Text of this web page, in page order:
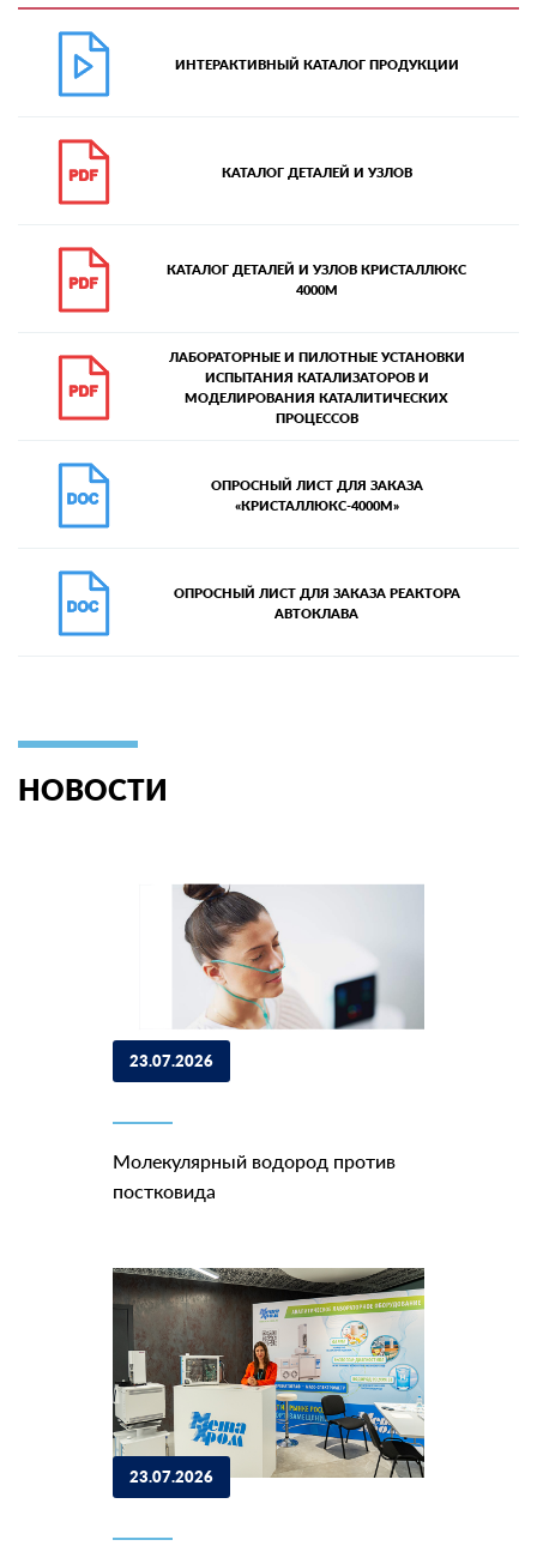
ИНТЕРАКТИВНЫЙ КАТАЛОГ ПРОДУКЦИИ
КАТАЛОГ ДЕТАЛЕЙ И УЗЛОВ
КАТАЛОГ ДЕТАЛЕЙ И УЗЛОВ КРИСТАЛЛЮКС
4000М
ЛАБОРАТОРНЫЕ И ПИЛОТНЫЕ УСТАНОВКИ
ИСПЫТАНИЯ КАТАЛИЗАТОРОВ И
МОДЕЛИРОВАНИЯ КАТАЛИТИЧЕСКИХ
ПРОЦЕССОВ
ОПРОСНЫЙ ЛИСТ ДЛЯ ЗАКАЗА
«КРИСТАЛЛЮКС-4000М»
ОПРОСНЫЙ ЛИСТ ДЛЯ ЗАКАЗА РЕАКТОРА
АВТОКЛАВА
НОВОСТИ
23.07.2026
Молекулярный водород против
постковида
23.07.2026